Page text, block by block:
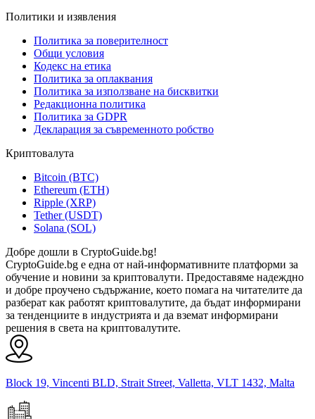
Политики и изявления
Политика за поверителност
Общи условия
Кодекс на етика
Политика за оплаквания
Политика за използване на бисквитки
Редакционна политика
Политика за GDPR
Декларация за съвременното робство
Криптовалута
Bitcoin (BTC)
Ethereum (ETH)
Ripple (XRP)
Tether (USDT)
Solana (SOL)
Добре дошли в CryptoGuide.bg!
CryptoGuide.bg е една от най-информативните платформи за
обучение и новини за криптовалути. Предоставяме надеждно
и добре проучено съдържание, което помага на читателите да
разберат как работят криптовалутите, да бъдат информирани
за тенденциите в индустрията и да вземат информирани
решения в света на криптовалутите.
Block 19, Vincenti BLD, Strait Street, Valletta, VLT 1432, Malta